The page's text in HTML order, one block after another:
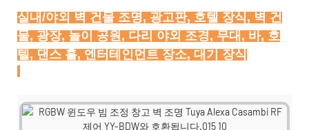
실내/야외 벽 건물 조명, 광고판, 호텔 장식, 벽 건
물, 광장, 놀이 공원, 다리 야외 조경, 무대, 바, 호